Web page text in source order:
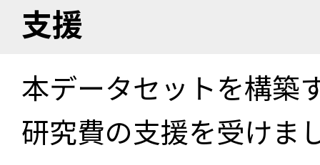
支援
本データセットを構築
研究費の支援を受けま